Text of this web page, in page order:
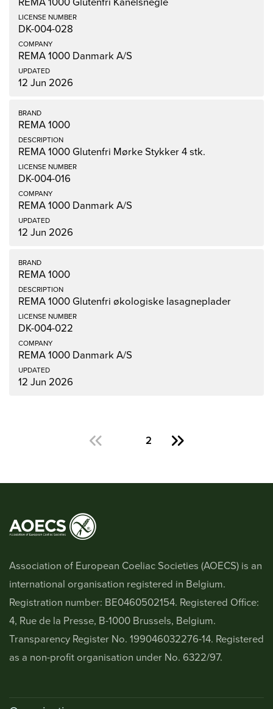
DK-004-028
REMA 1000 Danmark A/S
12 Jun 2026
REMA 1000
REMA 1000 Glutenfri Mørke Stykker 4 stk.
DK-004-016
REMA 1000 Danmark A/S
12 Jun 2026
REMA 1000
REMA 1000 Glutenfri økologiske lasagneplader
DK-004-022
REMA 1000 Danmark A/S
12 Jun 2026
2
Association of European Coeliac Societies (AOECS) is an
international organisation registered in Belgium.
Registration number: BE0460502154. Registered Office:
4, Rue de la Presse, B-1000 Brussels, Belgium.
Transparency Register No. 199046032276-14. Registered
as a non-profit organisation under No. 6322/97.